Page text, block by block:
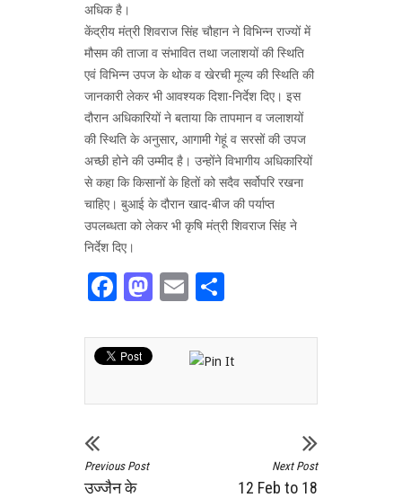
अधिक है।
केंद्रीय मंत्री शिवराज सिंह चौहान ने विभिन्न राज्यों में
मौसम की ताजा व संभावित तथा जलाशयों की स्थिति
एवं विभिन्न उपज के थोक व खेरची मूल्य की स्थिति की
जानकारी लेकर भी आवश्यक दिशा-निर्देश दिए। इस
दौरान अधिकारियों ने बताया कि तापमान व जलाशयों
की स्थिति के अनुसार, आगामी गेहूं व सरसों की उपज
अच्छी होने की उम्मीद है। उन्होंने विभागीय अधिकारियों
से कहा कि किसानों के हितों को सदैव सर्वोपरि रखना
चाहिए। बुआई के दौरान खाद-बीज की पर्याप्त
उपलब्धता को लेकर भी कृषि मंत्री शिवराज सिंह ने
निर्देश दिए।
Facebook
Mastodon
Email
Previous Post
उज्जैन के
Next Post
12 Feb to 18